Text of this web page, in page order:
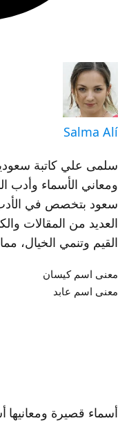
Salma Alí
سلمى علي كاتبة
ومعاني الأسماء وأدب
سعود بتخصص في
العديد من المقالات
القيم وتنمي الخيال،
معنى اسم كيسان
معنى اسم عابد
أسماء قصيرة ومعانيها